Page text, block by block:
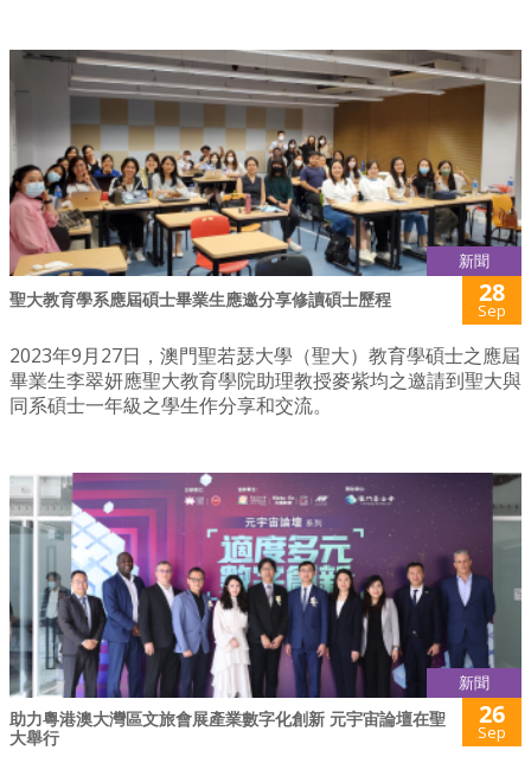
新聞
聖大教育學系應屆碩士畢業生應邀分享修讀碩士歷程 28
Sep
2023年9月27日，澳門聖若瑟大學（聖大）教育學碩士之應屆
畢業生李翠妍應聖大教育學院助理教授麥紫均之邀請到聖大與
同系碩士一年級之學生作分享和交流。
新聞
助力粵港澳大灣區文旅會展產業數字化創新 元宇宙論壇在聖
大舉行
26
Sep